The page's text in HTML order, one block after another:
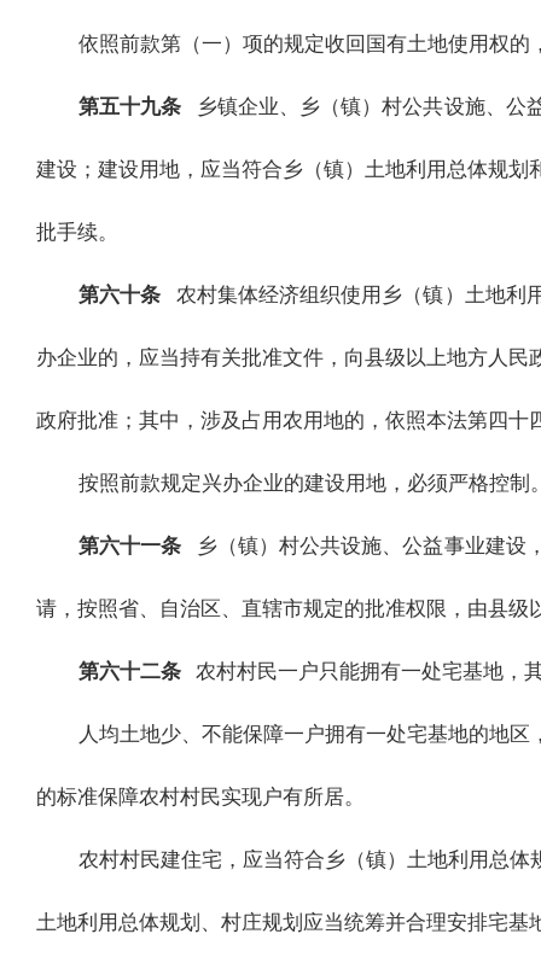
依照前款第（一）项的规定收回国有土地使用权
第五十九条 乡镇企业、乡（镇）村公共设施、公
建设；建设用地，应当符合乡（镇）土地利用总体规
批手续。
第六十条 农村集体经济组织使用乡（镇）土地利
办企业的，应当持有关批准文件，向县级以上地方人
政府批准；其中，涉及占用农用地的，依照本法第四十
按照前款规定兴办企业的建设用地，必须严格控
第六十一条 乡（镇）村公共设施、公益事业建设
请，按照省、自治区、直辖市规定的批准权限，由县
第六十二条 农村村民一户只能拥有一处宅基地，
人均土地少、不能保障一户拥有一处宅基地的地
的标准保障农村村民实现户有所居。
农村村民建住宅，应当符合乡（镇）土地利用总
土地利用总体规划、村庄规划应当统筹并合理安排宅